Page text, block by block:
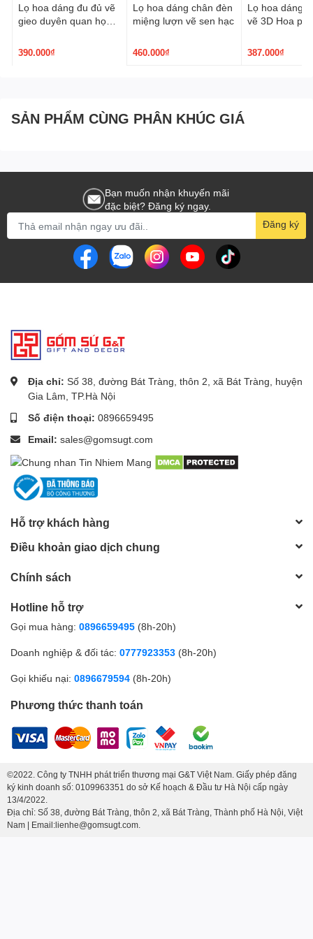
gian trang trí của mình.
Lọ hoa dáng đu đủ vẽ
gieo duyên quan họ
390.000₫
Lọ hoa dáng chân đèn
miệng lượn vẽ sen hạc
460.000₫
Lọ hoa dáng
vẽ 3D Hoa
387.000₫
SẢN PHẨM CÙNG PHÂN KHÚC GIÁ
Bạn muốn nhận khuyến mãi
đặc biệt? Đăng ký ngay.
Đăng ký
Địa chỉ: Số 38, đường Bát Tràng, thôn 2, xã Bát Tràng, huyện
Gia Lâm, TP.Hà Nội
Số điện thoại: 0896659495
Email: sales@gomsugt.com
Hỗ trợ khách hàng
Điều khoản giao dịch chung
Chính sách
Hotline hỗ trợ
Gọi mua hàng: 0896659495 (8h-20h)
Doanh nghiệp & đối tác: 0777923353 (8h-20h)
Gọi khiếu nại: 0896679594 (8h-20h)
Phương thức thanh toán
©2022. Công ty TNHH phát triển thương mại G&T Việt Nam. Giấy phép đăng
ký kinh doanh số: 0109963351 do sở Kế hoạch & Đầu tư Hà Nội cấp ngày
13/4/2022.
Địa chỉ: Số 38, đường Bát Tràng, thôn 2, xã Bát Tràng, Thành phố Hà Nội, Việt
Nam | Email:lienhe@gomsugt.com.